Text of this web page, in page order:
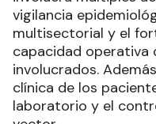
vigilancia
multisectorial y el
capacidad operativa
involucrados.
clínica de los
laboratorio y el